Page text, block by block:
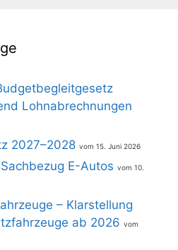
Lohnabrechnungen
2027–2028 15. Juni 2026
E-Autos 10.
– Klarstellung
ab 2026